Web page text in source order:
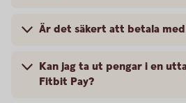
Är det säkert att betala
Kan jag ta ut pengar i en
Fitbit Pay?